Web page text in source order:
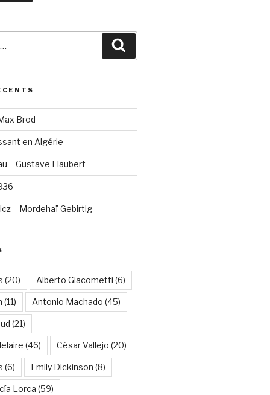
Brod
en Algérie
– Gustave Flaubert
– Mordehaï Gebirtig
(20) Alberto Giacometti (6)
(11) Antonio Machado (45)
(21)
(46) César Vallejo (20)
(6) Emily Dickinson (8)
Lorca (59)